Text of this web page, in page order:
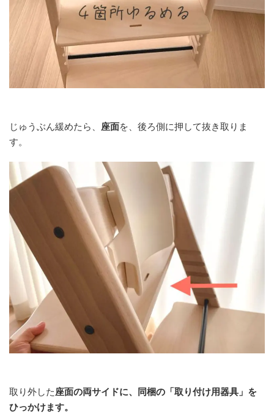
じゅうぶん緩めたら、 座面を、後ろ側に押して抜き取りま
す。
取り外した座面の両サイドに、同梱の「取り付け用器具」を
ひっかけます。